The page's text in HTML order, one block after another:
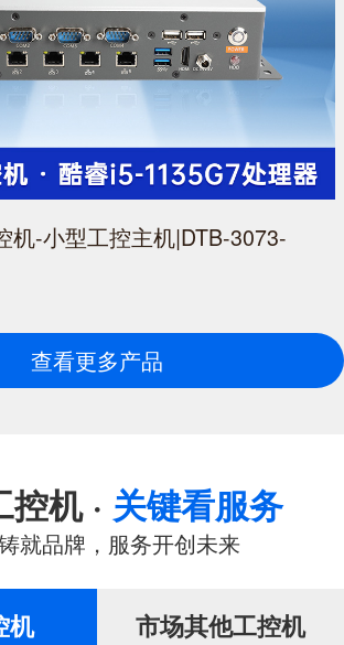
机-小型工控主机|DTB-3073-
查看更多产品
机 · 关键看服务
就品牌，服务开创未来
机 市场其他工控机